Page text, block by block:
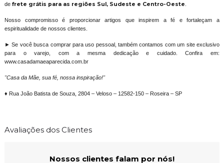
de frete grátis para as regiões Sul, Sudeste e Centro-Oeste
Nosso compromisso é proporcionar artigos que inspirem a fé e fortaleçam a
espiritualidade de nossos clientes.
► Se você busca comprar para uso pessoal, também contamos com um site exclusivo
para o varejo, com a mesma dedicação e cuidado. Confira em:
www.casadamaeaparecida.com.br
"Casa da Mãe, sua fé, nossa inspiração!"
♦ Rua João Batista de Souza, 2804 – Veloso – 12582-150 – Roseira – SP
Avaliações dos Clientes
Nossos clientes falam por nós!